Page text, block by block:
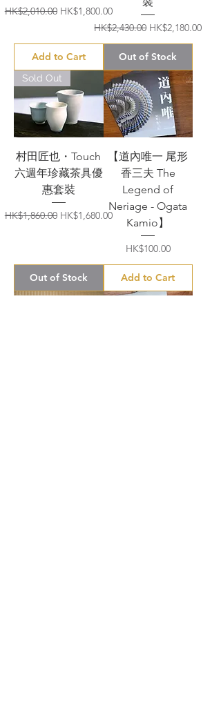
Regular Price
HK$2,010.00 Sale Price
HK$1,800.00
Add to Cart
Regular Price
HK$2,430.00 Sale Price
HK$2,180.00
Out of Stock
Sold Out
村田匠也・Touch
六週年珍藏茶具優
惠套裝
Regular Price
HK$1,860.00 Sale Price
HK$1,680.00
Out of Stock
【道內唯一 尾形
香三夫 The
Legend of
Neriage - Ogata
Kamio】
Price
HK$100.00
Add to Cart